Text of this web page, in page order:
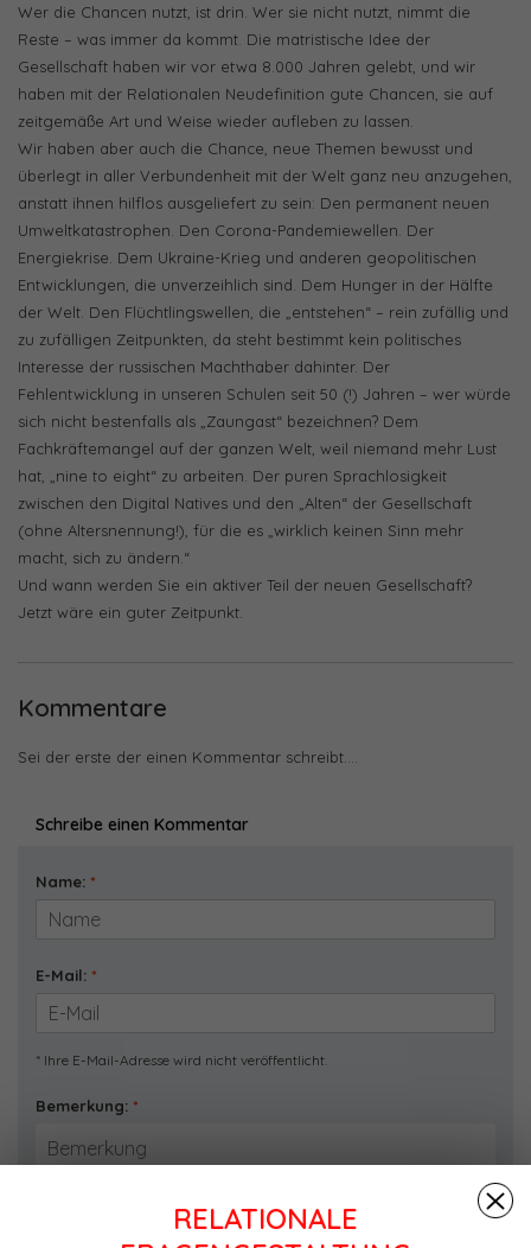
RELATIONALE
Wer die Chancen nutzt, ist drin. Wer sie nicht nutzt, nimmt die
Reste – was immer da kommt. Die matristische Idee der
Gesellschaft haben wir vor etwa 8.000 Jahren gelebt, und wir
haben mit der Relationalen Neudefinition gute Chancen, sie auf
zeitgemäße Art und Weise wieder aufleben zu lassen.
Wir haben aber auch die Chance, neue Themen bewusst und
überlegt in aller Verbundenheit mit der Welt ganz neu anzugehen,
anstatt ihnen hilflos ausgeliefert zu sein: Den permanent neuen
Umweltkatastrophen. Den Corona-Pandemiewellen. Der
Energiekrise. Dem Ukraine-Krieg und anderen geopolitischen
Entwicklungen, die unverzeihlich sind. Dem Hunger in der Hälfte
der Welt. Den Flüchtlingswellen, die „entstehen“ – rein zufällig und
zu zufälligen Zeitpunkten, da steht bestimmt kein politisches
Interesse der russischen Machthaber dahinter. Der
Fehlentwicklung in unseren Schulen seit 50 (!) Jahren – wer würde
sich nicht bestenfalls als „Zaungast“ bezeichnen? Dem
Fachkräftemangel auf der ganzen Welt, weil niemand mehr Lust
hat, „nine to eight“ zu arbeiten. Der puren Sprachlosigkeit
zwischen den Digital Natives und den „Alten“ der Gesellschaft
(ohne Altersnennung!), für die es „wirklich keinen Sinn mehr
macht, sich zu ändern.“
Und wann werden Sie ein aktiver Teil der neuen Gesellschaft?
Jetzt wäre ein guter Zeitpunkt.
Kommentare
Sei der erste der einen Kommentar schreibt....
Schreibe einen Kommentar
Name: *
E-Mail: *
* Ihre E-Mail-Adresse wird nicht veröffentlicht.
Bemerkung: *
* Pflichtfelder